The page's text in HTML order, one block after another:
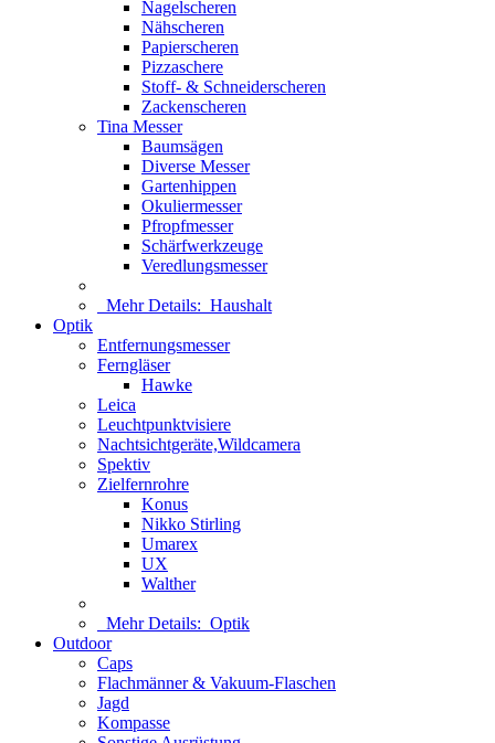
Nagelscheren
Nähscheren
Papierscheren
Pizzaschere
Stoff- & Schneiderscheren
Zackenscheren
Tina Messer
Baumsägen
Diverse Messer
Gartenhippen
Okuliermesser
Pfropfmesser
Schärfwerkzeuge
Veredlungsmesser
Mehr Details: Haushalt
Optik
Entfernungsmesser
Ferngläser
Hawke
Leica
Leuchtpunktvisiere
Nachtsichtgeräte,Wildcamera
Spektiv
Zielfernrohre
Konus
Nikko Stirling
Umarex
UX
Walther
Mehr Details: Optik
Outdoor
Caps
Flachmänner & Vakuum-Flaschen
Jagd
Kompasse